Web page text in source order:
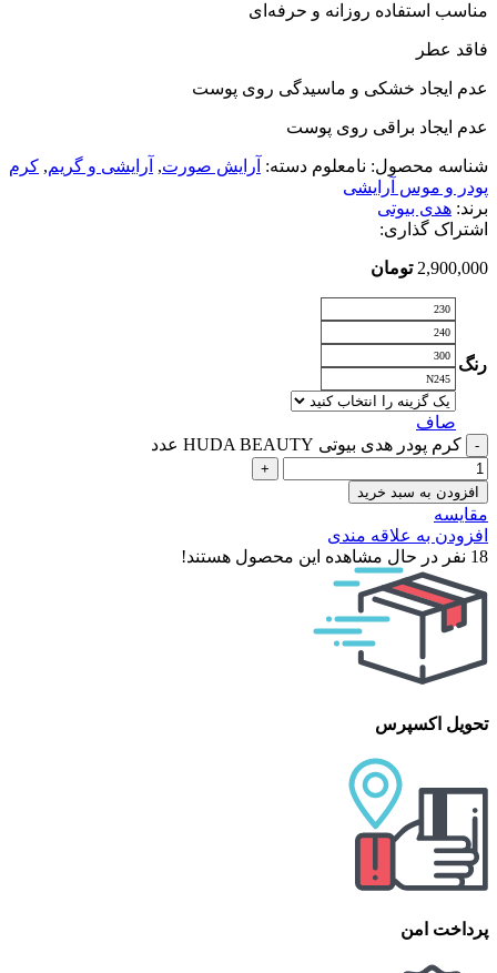
مناسب استفاده روزانه و حرفه‌ای
فاقد عطر
عدم ایجاد خشکی و ماسیدگی روی پوست
عدم ایجاد براقی روی پوست
شناسه محصول: نامعلوم دسته: آرایش صورت, آرایشی و گریم, کرم
پودر و موس آرایشی
برند: هدی بیوتی
اشتراک گذاری:
2,900,000 تومان
رنگ
230
240
300
N245
صاف
کرم پودر هدی بیوتی HUDA BEAUTY عدد
افزودن به سبد خرید
مقایسه
افزودن به علاقه مندی
18 نفر در حال مشاهده این محصول هستند!
تحویل اکسپرس
پرداخت امن